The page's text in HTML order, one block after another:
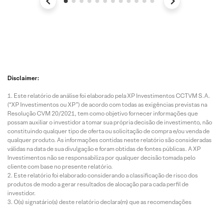
Disclaimer:
Este relatório de análise foi elaborado pela XP Investimentos CCTVM S.A.
(“XP Investimentos ou XP”) de acordo com todas as exigências previstas na
Resolução CVM 20/2021, tem como objetivo fornecer informações que
possam auxiliar o investidor a tomar sua própria decisão de investimento, não
constituindo qualquer tipo de oferta ou solicitação de compra e/ou venda de
qualquer produto. As informações contidas neste relatório são consideradas
válidas na data de sua divulgação e foram obtidas de fontes públicas. A XP
Investimentos não se responsabiliza por qualquer decisão tomada pelo
cliente com base no presente relatório.
Este relatório foi elaborado considerando a classificação de risco dos
produtos de modo a gerar resultados de alocação para cada perfil de
investidor.
O(s) signatário(s) deste relatório declara(m) que as recomendações